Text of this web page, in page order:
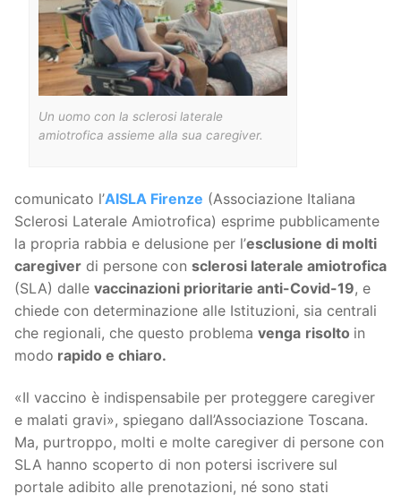
Un uomo con la sclerosi laterale
amiotrofica assieme alla sua caregiver.
comunicato l’AISLA Firenze (Associazione Italiana
Sclerosi Laterale Amiotrofica) esprime pubblicamente
la propria rabbia e delusione per l’esclusione di molti
caregiver di persone con sclerosi laterale amiotrofica
(SLA) dalle vaccinazioni prioritarie anti-Covid-19, e
chiede con determinazione alle Istituzioni, sia centrali
che regionali, che questo problema venga risolto in
modo rapido e chiaro.
«Il vaccino è indispensabile per proteggere caregiver
e malati gravi», spiegano dall’Associazione Toscana.
Ma, purtroppo, molti e molte caregiver di persone con
SLA hanno scoperto di non potersi iscrivere sul
portale adibito alle prenotazioni, né sono stati